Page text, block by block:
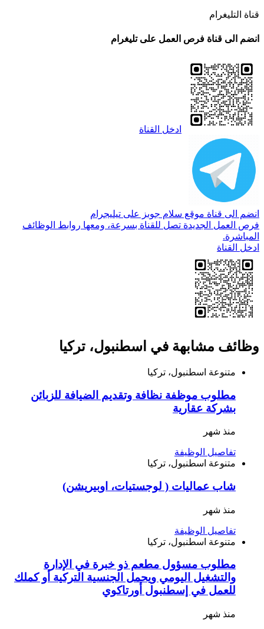
قناة التليغرام
انضم الى قناة فرص العمل على تليغرام
ادخل القناة
انضم الى قناة موقع سلام جوبز على تيليجرام
فرص العمل الجديدة تصل للقناة بسرعة، ومعها روابط الوظائف
المباشرة.
ادخل القناة
وظائف مشابهة في اسطنبول، تركيا
متنوعة اسطنبول، تركيا
مطلوب موظفة نظافة وتقديم الضيافة للزبائن
بشركة عقارية
منذ شهر
تفاصيل الوظيفة
متنوعة اسطنبول، تركيا
شاب عماليات ( لوجستيات، اوبيريشن)
منذ شهر
تفاصيل الوظيفة
متنوعة اسطنبول، تركيا
مطلوب مسؤول مطعم ذو خبرة في الإدارة
والتشغيل اليومي ويحمل الجنسية التركية أو كملك
للعمل في إسطنبول أورتاكوي
منذ شهر